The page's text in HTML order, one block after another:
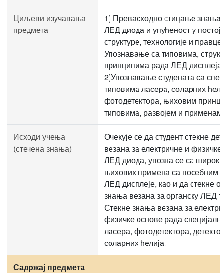
Циљеви изучавања
предмета
1) Превасходно стицање
ЛЕД диода и упућеност у
структуре, технологије и
Упознавање са типовима,
принципима рада ЛЕД
2)Упознавање студената са
типовима ласера, соларних
фотодетектора, њиховим
типовима, развојем и
Исходи учења
(стечена знања)
Очекује се да студент стекне
везана за електричне и
ЛЕД диода, упозна се са
њихових примена са посебним
ЛЕД дисплеје, као и да стекне
знања везана за органску ЛЕД
Стекне знања везана за
физичке основе рада
ласера, фотодетектора,
соларних ћелија.
Садржај предмета